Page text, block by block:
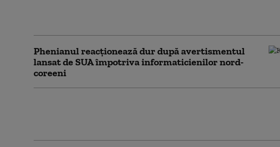
Phenianul reacționează dur după avertismentul
lansat de SUA împotriva informaticienilor nord-
coreeni